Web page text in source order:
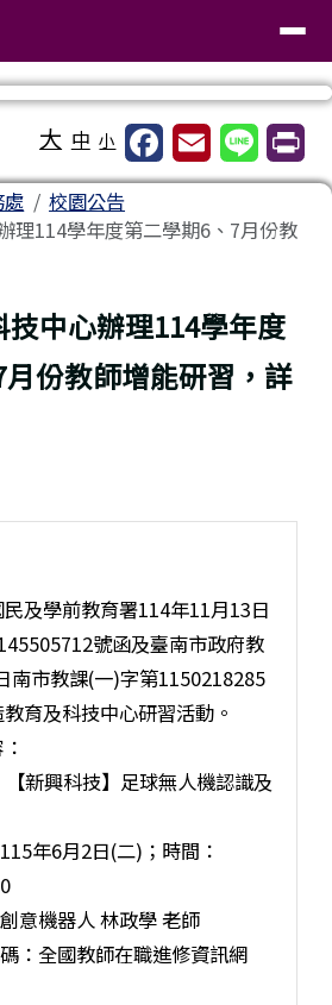
大 中 小
處
校園公告
理114學年度第二學期6、7月份教
中心辦理114學年度
份教師增能研習，詳
及學前教育署114年11月13日
號函及臺南市政府教
南市教課(一)字第1150218285
育及科技中心研習活動。
新興科技】足球無人機認識及
年6月2日(二)；時間：
意機器人 林政學 老師
：全國教師在職進修資訊網